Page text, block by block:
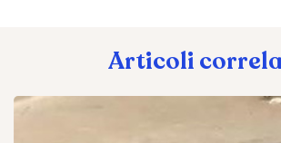
Articoli